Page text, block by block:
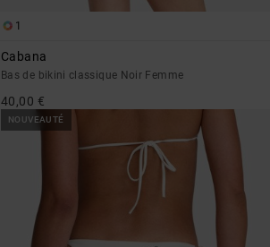
1
Cabana
Bas de bikini classique Noir Femme
40,00 €
NOUVEAUTÉ